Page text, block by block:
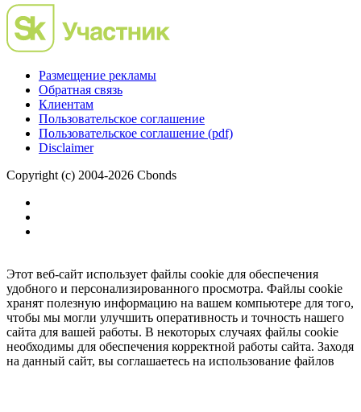
Размещение рекламы
Обратная связь
Клиентам
Пользовательское соглашение
Пользовательское соглашение (pdf)
Disclaimer
Copyright (c) 2004-2026 Cbonds
Этот веб-сайт использует файлы cookie для обеспечения
удобного и персонализированного просмотра. Файлы cookie
хранят полезную информацию на вашем компьютере для того,
чтобы мы могли улучшить оперативность и точность нашего
сайта для вашей работы. В некоторых случаях файлы cookie
необходимы для обеспечения корректной работы сайта. Заходя
на данный сайт, вы соглашаетесь на использование файлов